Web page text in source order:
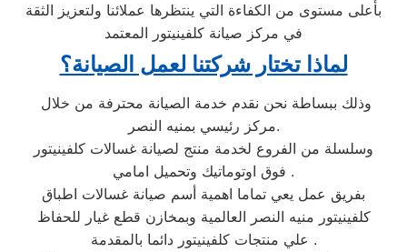
بأعلى مستوى من الكفاءة التي ينتظرها عملائنا ولتعزيز الثقة
في مركز صيانة كلفينيتور المعتمد
لماذا تختار شركتنا لعمل الصيانة؟
مركز رئيسي بمنيه النصر.
وسلسلة من الفروع لخدمة منتج لصيانة غسالات كلفينيتور
فوق اوتوماتيك وتحميل امامي .
بفريق عمل يعي تماما اهمية أسم صيانة غسالات اطباق
كلفينيتور منيه النصر العالمية وبمخازن قطع غيار للحفاظ
علي منتجات كلفينيتور دائما بالمقدمة .